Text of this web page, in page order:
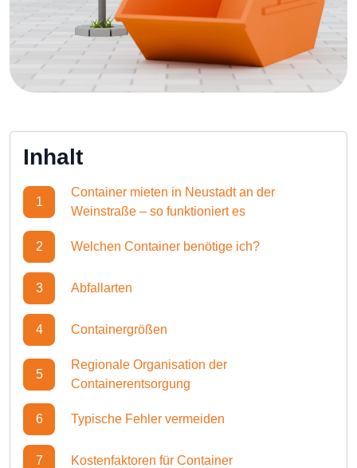
Inhalt
1
Container mieten in Neustadt an der
Weinstraße – so funktioniert es
2 Welchen Container benötige ich?
3 Abfallarten
4 Containergrößen
5
Regionale Organisation der
Containerentsorgung
6 Typische Fehler vermeiden
7 Kostenfaktoren für Container